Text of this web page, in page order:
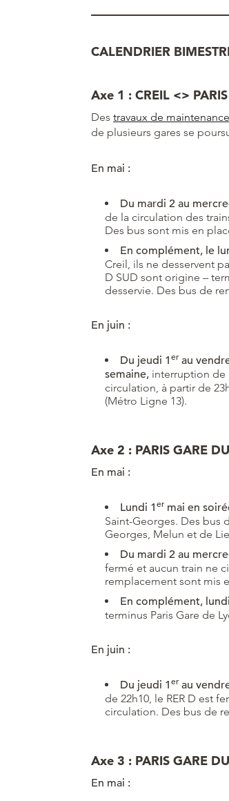
CALENDRIER
Axe 1 : CREIL <>
Des travaux de
de plusieurs gares se
En mai :
Du mardi 2 au
de la circulation des
Des bus sont mis en
En complément, le
Creil, ils ne desservent
D SUD sont origine –
desservie. Des bus de
En juin :
Du jeudi 1er au
semaine, interruption de
circulation, à partir de
(Métro Ligne 13).
Axe 2 : PARIS GARE
En mai :
Lundi 1er mai en
Saint-Georges. Des bus
Georges, Melun et de
Du mardi 2 au
fermé et aucun train ne
remplacement sont mis
En complément,
terminus Paris Gare de
En juin :
Du jeudi 1er au
de 22h10, le RER D est
circulation. Des bus de
Axe 3 : PARIS GARE
En mai :